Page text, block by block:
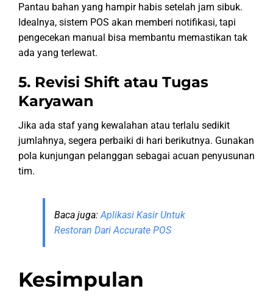
Pantau bahan yang hampir habis setelah jam sibuk.
Idealnya, sistem POS akan memberi notifikasi, tapi
pengecekan manual bisa membantu memastikan tak
ada yang terlewat.
5. Revisi Shift atau Tugas
Karyawan
Jika ada staf yang kewalahan atau terlalu sedikit
jumlahnya, segera perbaiki di hari berikutnya. Gunakan
pola kunjungan pelanggan sebagai acuan penyusunan
tim.
Baca juga: Aplikasi Kasir Untuk
Restoran Dari Accurate POS
Kesimpulan